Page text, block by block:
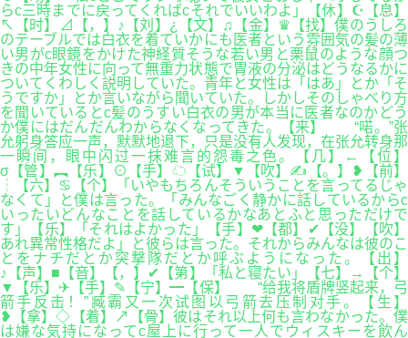
らc三時までに戻ってくればcそれでいいわよ」【休】☪【息】
↖【时】⊿【，】♪【刘】¿【文】♫【金】♛【找】僕のうしろ
のテーブルでは白衣を着ていかにも医者という雰囲気の髪の薄
い男がc眼鏡をかけた神経質そうな若い男と栗鼠のような顔つ
きの中年女性に向って無重力状態で胃液の分泌はどうなるかに
ついてくわしく説明していた。青年と女性は「はあ」とか「そ
うですか」とか言いながら聞いていた。しかしそのしゃべり方
を聞いているとc髪のうすい白衣の男が本当に医者なのかどう
か僕にはだんだんわからなくなってきた。【来】 “喏。”张
允躬身答应一声，默默地退下，只是没有人发现，在张允转身那
一瞬间，眼中闪过一抹难言的怨毒之色。【几】←【位】
σ【管】︻【乐】⊙【手】☁【试】▼【吹】✍【。】❥【前】
┆【六】♋【个】「いやもちろんそういうことを言ってるじゃ
なくて」と僕は言った。「みんなごく静かに話しているからc
いったいどんなことを話しているかなあとふと思っただけで
す」【乐】「それはよかった」【手】❤【都】✔【没】【吹】
あれ異常性格だよ」と彼らは言った。それからみんなは彼のこ
とをナチだとか突撃隊だとか呼ぶようになった。【出】
♪【声】■【音】【，】✔【第】「私と寝たい」【七】→【个】
▼【乐】✈【手】✎【宁】━【保】 “给我将盾牌竖起来，弓
箭手反击！”臧霸又一次试图以弓箭去压制对手。【生】
❥【拿】◇【着】↗【骨】彼はそれ以上何も言わなかった。僕
は嫌な気持になってc屋上に行って一人でウィスキーを飲ん